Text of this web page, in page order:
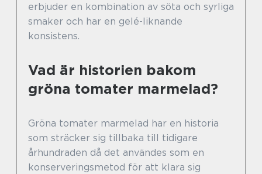
erbjuder en kombination av söta och syrliga
smaker och har en gelé-liknande
konsistens.
Vad är historien bakom
gröna tomater marmelad?
Gröna tomater marmelad har en historia
som sträcker sig tillbaka till tidigare
århundraden då det användes som en
konserveringsmetod för att klara sig